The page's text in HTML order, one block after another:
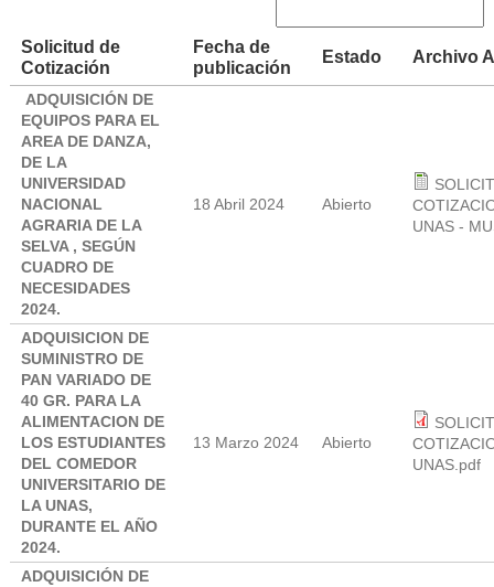
Solicitud de
Cotización
Fecha de
publicación
Estado Archivo
ADQUISICIÓN DE
EQUIPOS PARA EL
AREA DE DANZA,
DE LA
UNIVERSIDAD
NACIONAL
AGRARIA DE LA
SELVA , SEGÚN
CUADRO DE
NECESIDADES
2024.
18 Abril 2024 Abierto
UNAS -
ADQUISICION DE
SUMINISTRO DE
PAN VARIADO DE
40 GR. PARA LA
ALIMENTACION DE
LOS ESTUDIANTES
DEL COMEDOR
UNIVERSITARIO DE
LA UNAS,
DURANTE EL AÑO
2024.
13 Marzo 2024 Abierto
UNAS.pdf
ADQUISICIÓN DE